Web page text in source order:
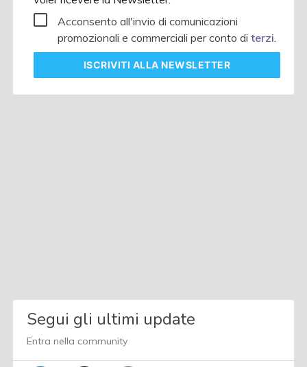
Acconsento all'invio di comunicazioni
promozionali e commerciali per conto diterzi
ISCRIVITI ALLA NEWSLETTER
Segui gli ultimi update
Entra nella community